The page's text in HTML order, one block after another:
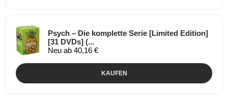
Psych – Die komplette Serie [Limited Edition]
[31 DVDs] (...
Neu ab 40,16 €
KAUFEN